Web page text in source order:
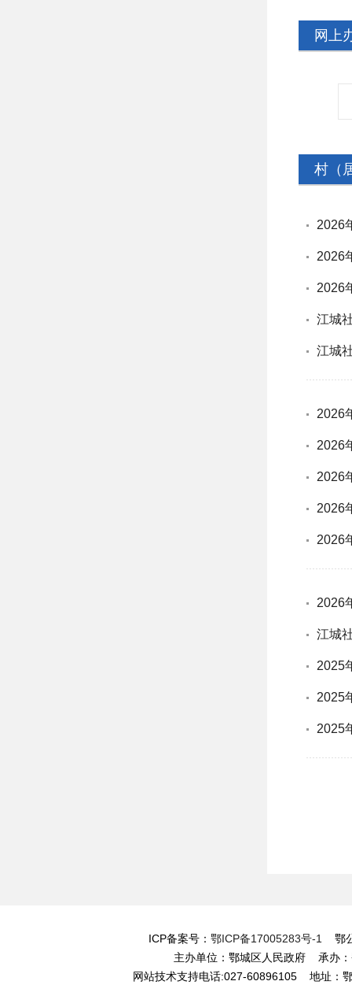
网上
村（
2026
2026
2026
江城
江城
2026
2026
2026
2026
2026
2026
江城
2025
2025
2025
ICP备案号： 鄂ICP备17005283号-1
鄂
主办单位：鄂城区人民政府 承办
网站技术支持电话:027-60896105 地址：